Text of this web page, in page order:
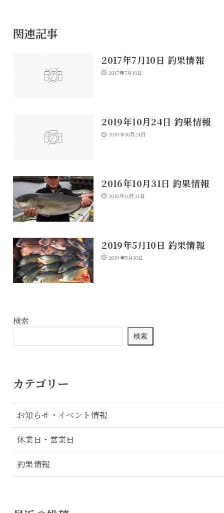
関連記事
2017年7月10日 釣果情報
2017年7月10日
2019年10月24日 釣果情報
2019年10月24日
2016年10月31日 釣果情報
2016年10月31日
2019年5月10日 釣果情報
2019年5月10日
検索
検索
カテゴリー
お知らせ・イベント情報
休業日・営業日
釣果情報